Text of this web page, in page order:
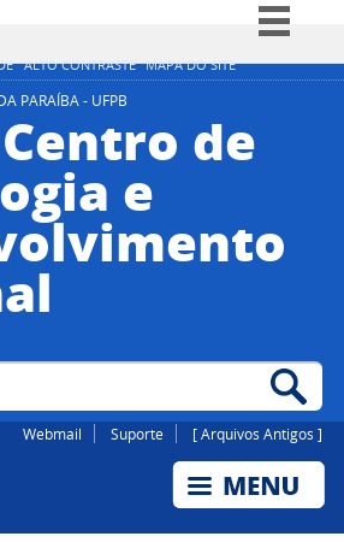
ALTO CONTRASTE MAPA DO SITE
Simplifique!
Participe
Legislação
Canais
PARAÍBA - UFPB
Centro de
e
Webmail Suporte [ Arquivos Antigos ]